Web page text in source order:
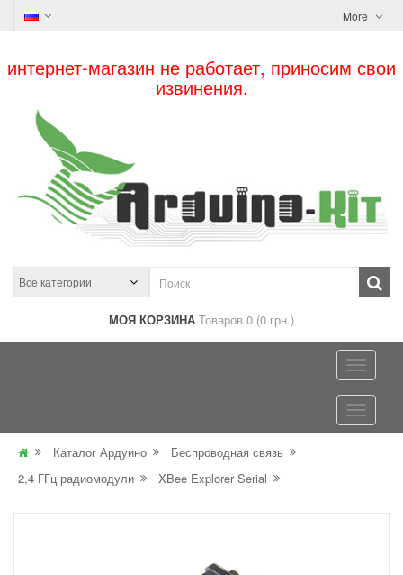
More
интернет-магазин не работает, приносим свои
извинения.
МОЯ КОРЗИНА Товаров 0 (0 грн.)
Каталог Ардуино
Беспроводная связь
2,4 ГГц радиомодули
XBee Explorer Serial